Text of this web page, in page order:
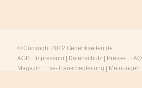
© Copyright 2022 Gedenkseiten.de
AGB
Impressum Datenschutz Presse
FAQ
Magazin
Eve-Trauerbegleitung Meinungen